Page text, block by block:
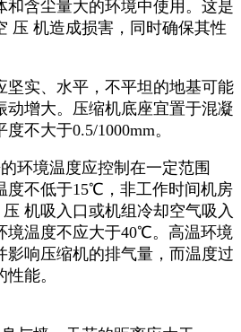
和含尘量大的环境中使用。这是
压 机造成损害，同时确保其性
坚实、水平，不平坦的地基可能
动增大。压缩机底座宜置于混凝
不大于0.5/1000mm。
环境温度应控制在一定范围
度不低于15℃，非工作时间机房
机吸入口或机组冷却空气吸入
境温度不应大于40℃。高温环境
影响压缩机的排气量，而温度过
能。